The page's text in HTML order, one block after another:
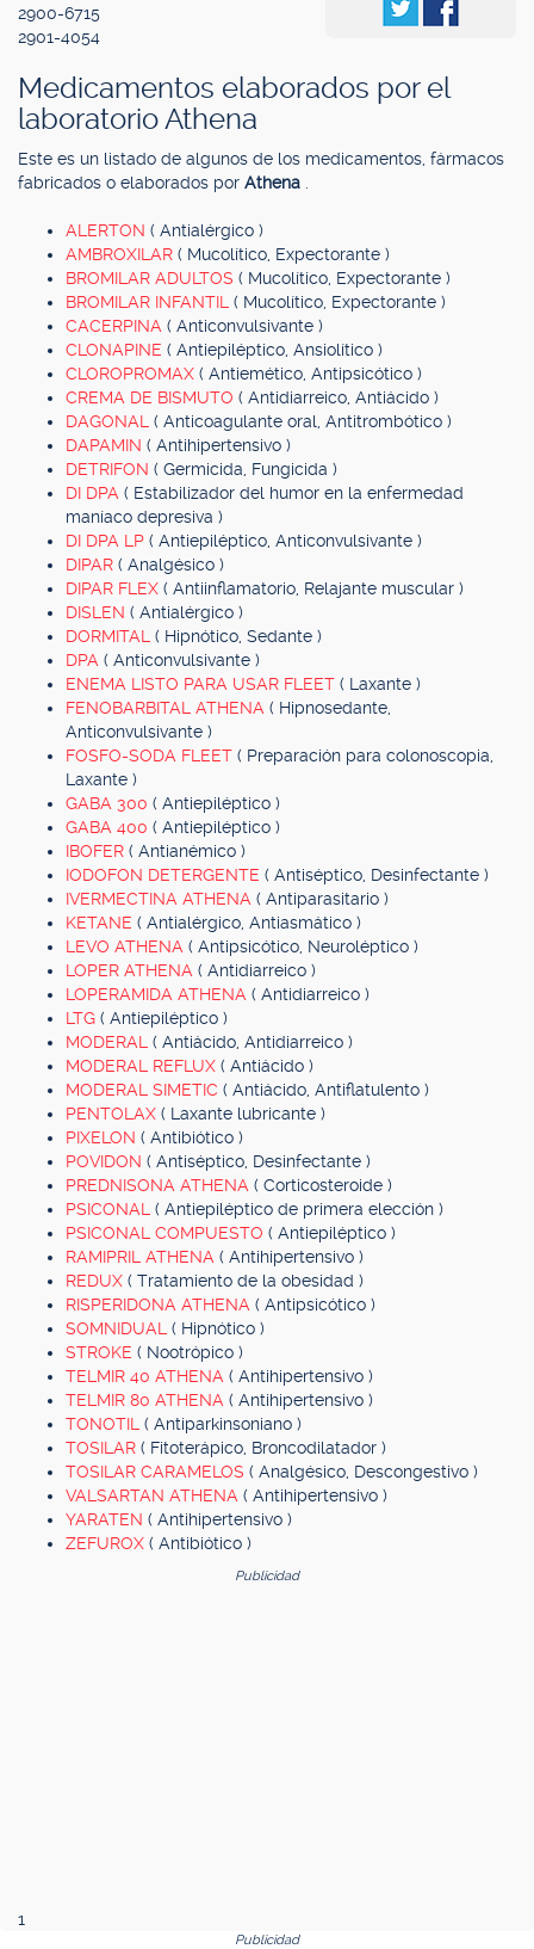
2900-6715
2901-4054
Medicamentos elaborados por el
laboratorio Athena
Este es un listado de algunos de los medicamentos, fármacos
fabricados o elaborados por Athena
ALERTON ( Antialérgico )
AMBROXILAR ( Mucolítico, Expectorante )
BROMILAR ADULTOS ( Mucolítico, Expectorante )
BROMILAR INFANTIL ( Mucolítico, Expectorante )
CACERPINA ( Anticonvulsivante )
CLONAPINE ( Antiepiléptico, Ansiolítico )
CLOROPROMAX ( Antiemético, Antipsicótico )
CREMA DE BISMUTO ( Antidiarreico, Antiácido )
DAGONAL ( Anticoagulante oral, Antitrombótico )
DAPAMIN ( Antihipertensivo )
DETRIFON ( Germicida, Fungicida )
DI DPA ( Estabilizador del humor en la enfermedad
maníaco depresiva )
DI DPA LP ( Antiepiléptico, Anticonvulsivante )
DIPAR ( Analgésico )
DIPAR FLEX ( Antiinflamatorio, Relajante muscular )
DISLEN ( Antialérgico )
DORMITAL ( Hipnótico, Sedante )
DPA ( Anticonvulsivante )
ENEMA LISTO PARA USAR FLEET ( Laxante )
FENOBARBITAL ATHENA ( Hipnosedante,
Anticonvulsivante )
FOSFO-SODA FLEET ( Preparación para colonoscopia,
Laxante )
GABA 300 ( Antiepiléptico )
GABA 400 ( Antiepiléptico )
IBOFER ( Antianémico )
IODOFON DETERGENTE ( Antiséptico, Desinfectante )
IVERMECTINA ATHENA ( Antiparasitario )
KETANE ( Antialérgico, Antiasmático )
LEVO ATHENA ( Antipsicótico, Neuroléptico )
LOPER ATHENA ( Antidiarreico )
LOPERAMIDA ATHENA ( Antidiarreico )
LTG ( Antiepiléptico )
MODERAL ( Antiácido, Antidiarreico )
MODERAL REFLUX ( Antiácido )
MODERAL SIMETIC ( Antiácido, Antiflatulento )
PENTOLAX ( Laxante lubricante )
PIXELON ( Antibiótico )
POVIDON ( Antiséptico, Desinfectante )
PREDNISONA ATHENA ( Corticosteroide )
PSICONAL ( Antiepiléptico de primera elección )
PSICONAL COMPUESTO ( Antiepiléptico )
RAMIPRIL ATHENA ( Antihipertensivo )
REDUX ( Tratamiento de la obesidad )
RISPERIDONA ATHENA ( Antipsicótico )
SOMNIDUAL ( Hipnótico )
STROKE ( Nootrópico )
TELMIR 40 ATHENA ( Antihipertensivo )
TELMIR 80 ATHENA ( Antihipertensivo )
TONOTIL ( Antiparkinsoniano )
TOSILAR ( Fitoterápico, Broncodilatador )
TOSILAR CARAMELOS ( Analgésico, Descongestivo )
VALSARTAN ATHENA ( Antihipertensivo )
YARATEN ( Antihipertensivo )
ZEFUROX ( Antibiótico )
Publicidad
1
Publicidad